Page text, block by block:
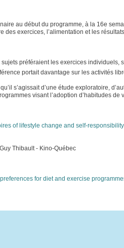
au début du programme, à la 16e
des exercices, l’alimentation et les
préféraient les exercices individuels,
portait davantage sur les activités
s’agissait d’une étude exploratoire,
visant l’adoption d’habitudes de
of lifestyle change and self-
Thibault - Kino-Québec
for diet and exercise